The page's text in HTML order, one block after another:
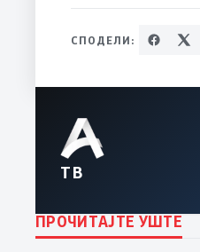
СПОДЕЛИ:
ТВ
ПРОЧИТАЈТЕ УШТЕ